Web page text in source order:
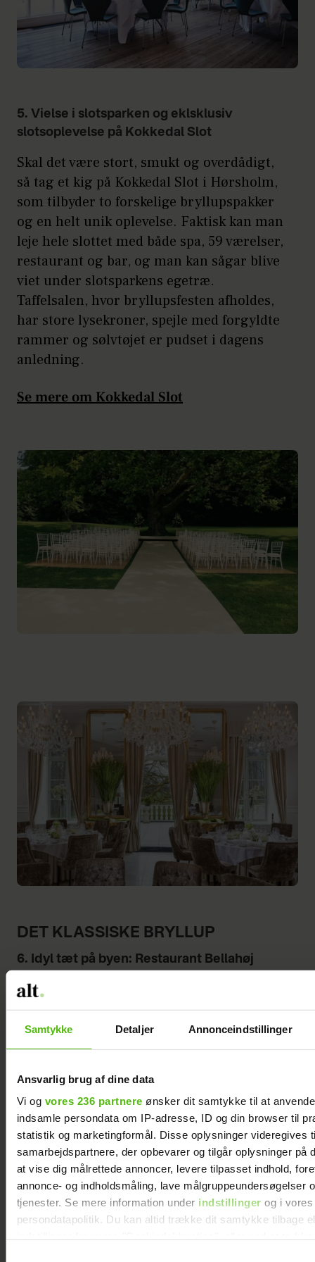
Samtykke Detaljer Annonceindstillinger
Ansvarlig brug af dine data
Vi og vores 236 partnere ønsker dit samtykke til at
indsamle persondata om IP-adresse, ID og din browser til
statistik og marketingformål. Disse oplysninger videregives
samarbejdspartnere, der opbevarer og tilgår oplysninger på
at vise dig målrettede annoncer, levere tilpasset indhold,
annonce- og indholdsmåling, lave målgruppeundersøgelser
tjenester. Se mere information under indstillinger og i vores
persondatapolitik. Du kan altid trække dit samtykke tilbage
5. Vielse i slotsparken og eklsklusiv
slotsoplevelse på Kokkedal Slot
Skal det være stort, smukt og overdådigt,
så tag et kig på Kokkedal Slot i Hørsholm,
som tilbyder to forskelige bryllupspakker
og en helt unik oplevelse. Faktisk kan man
leje hele slottet med både spa, 59 værelser,
restaurant og bar, og man kan sågar blive
viet under slotsparkens egetræ.
Taffelsalen, hvor bryllupsfesten afholdes,
har store lysekroner, spejle med forgyldte
rammer og sølvtøjet er pudset i dagens
anledning.
Se mere om Kokkedal Slot
DET KLASSISKE BRYLLUP
6. Idyl tæt på byen: Restaurant Bellahøj
Det ligner ikke et sted, som ligger tæt på
byen, men i virkeligheden er man på
toppen af København med udsigt over byen
på Restaurant Bellahøj i Brønshøj. På den
fine prinsessefornemmelser og god mad
på den store dag. I den største sal,
Riddersalen, kan man sidde op til 220
gæster ved langborde, mens de andre sale
er mindre. Renæssancesalen på billedet er
den foretrukne til bryllupper, og her kan
man være alt fra 35 til mere end 100
gæster.